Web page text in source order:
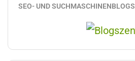
SEO- UND SUCHMASCHINENBLOGS